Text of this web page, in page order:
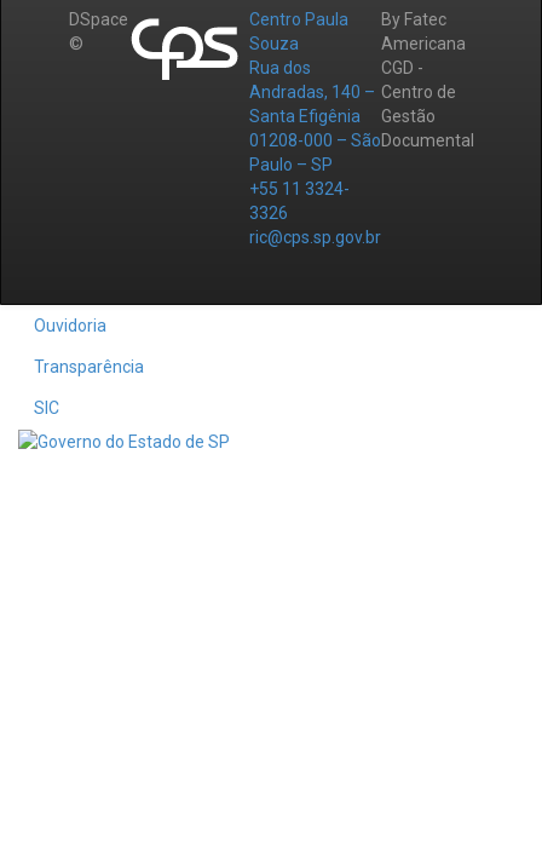
DSpace
©
Centro Paula
Souza
Rua dos
Andradas, 140 –
Santa Efigênia
01208-000 – São
Paulo – SP
+55 11 3324-
3326
ric@cps.sp.gov.br
By Fatec
Americana
CGD -
Centro de
Gestão
Documental
Ouvidoria
Transparência
SIC